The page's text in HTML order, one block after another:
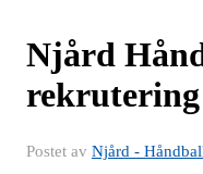
Njård
rekrutering
Postet av Njård -